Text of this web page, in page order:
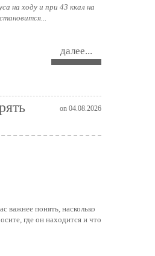
на ходу и при 43 ккал на
далее...
on 04.08.2026
важнее понять, насколько
где он находится и что